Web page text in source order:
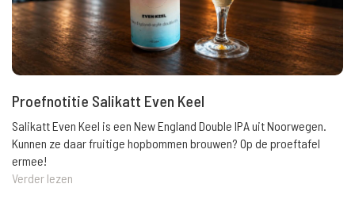
Proefnotitie Salikatt Even Keel
Salikatt Even Keel is een New England Double IPA uit Noorwegen.
Kunnen ze daar fruitige hopbommen brouwen? Op de proeftafel
ermee!
Verder lezen